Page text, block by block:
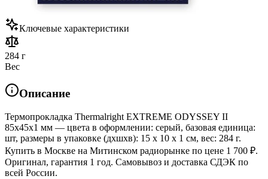
Ключевые характеристики
284 г
Вес
Описание
Термопрокладка Thermalright EXTREME ODYSSEY II
85x45x1 мм — цвета в оформлении: серый, базовая единица:
шт, размеры в упаковке (дхшхв): 15 x 10 x 1 см, вес: 284 г.
Купить в Москве на Митинском радиорынке по цене 1 700 ₽.
Оригинал, гарантия 1 год. Самовывоз и доставка СДЭК по
всей России.